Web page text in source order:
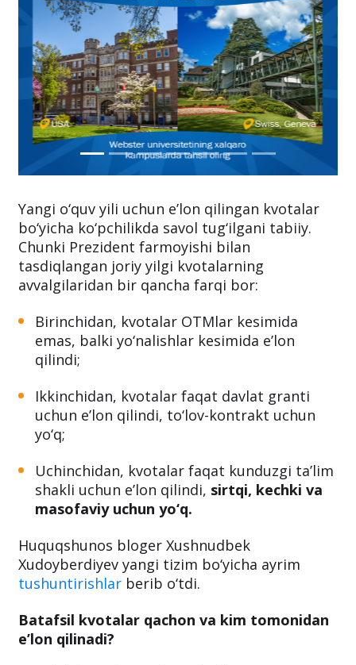
Yangi o‘quv yili uchun e’lon qilingan kvotalar
bo‘yicha ko‘pchilikda savol tug‘ilgani tabiiy.
Chunki Prezident farmoyishi bilan
tasdiqlangan joriy yilgi kvotalarning
avvalgilaridan bir qancha farqi bor:
Birinchidan, kvotalar OTMlar kesimida
emas, balki yo‘nalishlar kesimida e’lon
qilindi;
Ikkinchidan, kvotalar faqat davlat granti
uchun e’lon qilindi, to‘lov-kontrakt uchun
yo‘q;
Uchinchidan, kvotalar faqat kunduzgi ta’lim
shakli uchun e’lon qilindi, sirtqi, kechki va
masofaviy uchun yo‘q.
Huquqshunos bloger Xushnudbek
Xudoyberdiyev yangi tizim bo‘yicha ayrim
tushuntirishlar berib o‘tdi.
Batafsil kvotalar qachon va kim tomonidan
e’lon qilinadi?